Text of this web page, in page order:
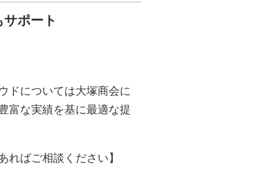
ポート
ドについては大塚商会に
富な実績を基に最適な提
ればご相談ください】